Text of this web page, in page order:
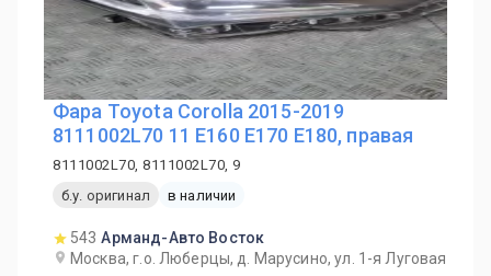
Фара Toyota Corolla 2015-2019
8111002L70 11 E160 E170 E180, правая
8111002L70, 8111002L70, 9
б.у. оригинал
в наличии
543 Арманд-Авто Восток
Москва, г.о. Люберцы, д. Марусино, ул. 1-я Луговая